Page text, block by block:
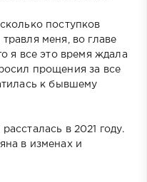
поступков
меня, во главе
я все это время ждала
прощения за все
к бывшему
в 2021 году.
в изменах и